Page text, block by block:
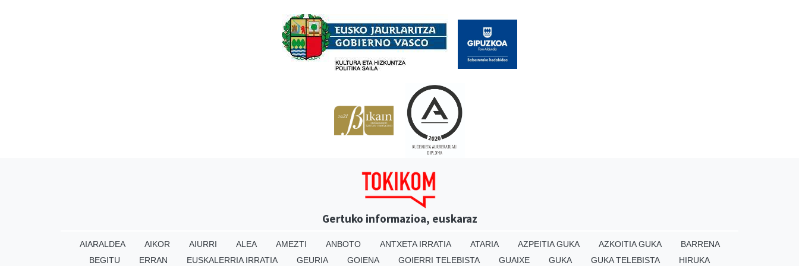
Gertuko informazioa, euskaraz
AIARALDEA AIKOR AIURRI ALEA AMEZTI ANBOTO ANTXETA IRRATIA ATARIA AZPEITIA GUKA AZKOITIA GUKA
BARRENA
BEGITU
ERRAN EUSKALERRIA IRRATIA GEURIA GOIENA GOIERRI TELEBISTA GUAIXE GUKA GUKA TELEBISTA HIRUKA